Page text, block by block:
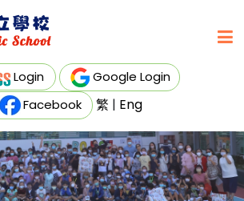
Login
Google Login
Facebook
繁 | Eng